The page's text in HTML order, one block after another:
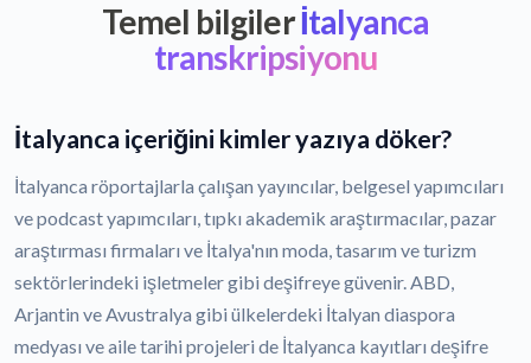
Temel bilgilerİtalyanca
transkripsiyonu
İtalyanca içeriğini kimler yazıya döker?
İtalyanca röportajlarla çalışan yayıncılar, belgesel yapımcıları
ve podcast yapımcıları, tıpkı akademik araştırmacılar, pazar
araştırması firmaları ve İtalya'nın moda, tasarım ve turizm
sektörlerindeki işletmeler gibi deşifreye güvenir. ABD,
Arjantin ve Avustralya gibi ülkelerdeki İtalyan diaspora
medyası ve aile tarihi projeleri de İtalyanca kayıtları deşifre